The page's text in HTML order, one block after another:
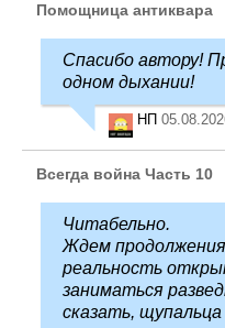
Помощница антиквара
Спасибо автору!
одном дыхании!
НП
Всегда война Часть 10
Читабельно.
Ждем
реальность
заниматься
сказать, щупальца